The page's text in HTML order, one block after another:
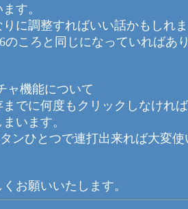
す。
りに調整すればいい話かもしれ
のころと同じになっていればあ
ャ機能について
でに何度もクリックしなけれ
います。
ンひとつで連打出来れば大変
お願いいたします。